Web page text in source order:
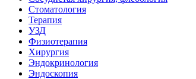
Стоматология
Терапия
УЗД
Физиотерапия
Хирургия
Эндокринология
Эндоскопия